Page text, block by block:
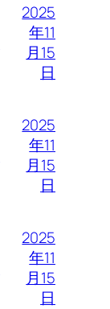
2025
年11
月15
日
2025
年11
月15
日
2025
年11
月15
日